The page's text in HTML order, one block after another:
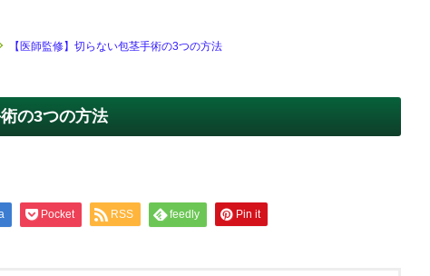
【医師監修】切らない包茎手術の3つの方法
の3つの方法
Pocket RSS feedly Pin it